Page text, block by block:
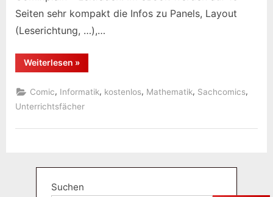
Seiten sehr kompakt die Infos zu Panels, Layout
(Leserichtung, …),…
Weiterlesen “Comixplain
–
Studierende”
»
Comic, Informatik, kostenlos, Mathematik, Sachcomics,
Unterrichtsfächer
Suchen